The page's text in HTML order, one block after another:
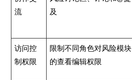
流
及
访问控
制权限
限制不同角色对风险模块
的查看编辑权限